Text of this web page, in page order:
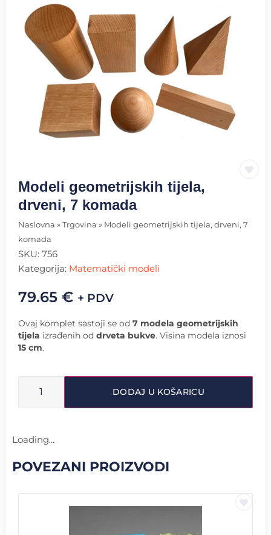
Modeli geometrijskih tijela,
drveni, 7 komada
Naslovna » Trgovina » Modeli geometrijskih tijela, drveni, 7
komada
SKU: 756
Kategorija: Matematički modeli
79.65 € + PDV
Ovaj komplet sastoji se od 7 modela geometrijskih
tijela izrađenih od drveta bukve. Visina modela iznosi
15 cm.
DODAJ U KOŠARICU
Loading...
POVEZANI PROIZVODI